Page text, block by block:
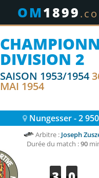
OM1899
DIVISION 2
SAISON 1953/1954
MAI 1954
Nungesser - 2 950
Arbitre : Joseph
Durée du match :90